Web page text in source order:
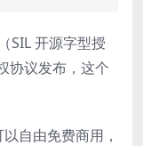
（SIL 开源字型授
协议发布，这个
自由免费商用，